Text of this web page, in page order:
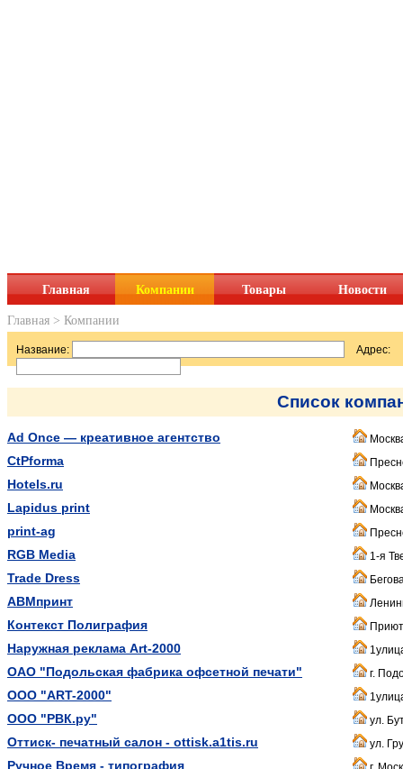
Главная Компании Товары Новости
Главная > Компании
Название: Адрес:
Список
Ad Once — креативное агентство
CtPforma
Hotels.ru
Lapidus print
print-ag
RGB Media 1-я
Trade Dress
АВМпринт
Контекст Полиграфия
Наружная реклама Art-2000
ОАО "Подольская фабрика офсетной печати" г.
ООО "ART-2000"
ООО "РВК.ру" ул.
Оттиск- печатный салон - ottisk.a1tis.ru ул.
Ручное Время - типография